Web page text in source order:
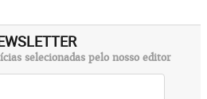
selecionadas pelo nosso editor